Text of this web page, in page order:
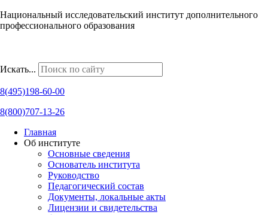
Национальный исследовательский институт дополнительного
профессионального образования
Искать...
8(495)198-60-00
8(800)707-13-26
Главная
Об институте
Основные сведения
Основатель института
Руководство
Педагогический состав
Документы, локальные акты
Лицензии и свидетельства